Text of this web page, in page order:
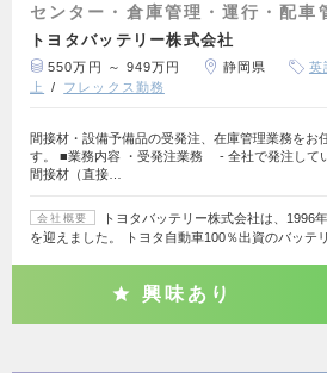
センター・倉庫管理・運行・配車
トヨタバッテリー株式会社
550万円 ～ 949万円 静岡県 英
上
フレックス勤務
間接材・設備予備品の受発注、在庫管理業務をお
す。 ■業務内容 ・受発注業務 - 全社で発注して
間接材（直接…
会社概要
トヨタバッテリー株式会社は、1996
を迎えました。 トヨタ自動車100％出資のバッテ
興味あり